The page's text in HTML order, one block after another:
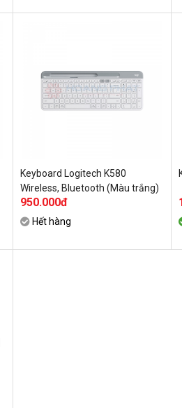
Keyboard Logitech K580
Wireless, Bluetooth (Màu trắng)
950.000đ
Hết hàng